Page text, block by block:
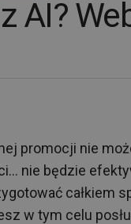
AI?
promocji nie
nie będzie
całkiem
w tym celu